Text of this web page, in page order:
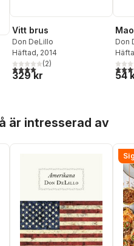
röster:
Vitt brus
Don DeLillo
Häftad, 2014
4,0utav 5 stjärnor. Totalt antal
(2)
329 kr
Don
5,0
54
är intresserad av